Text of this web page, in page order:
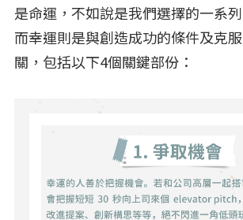
是命運，不如說是我們選擇的一系
而幸運則是與創造成功的條件及克
關，包括以下4個關鍵部份：